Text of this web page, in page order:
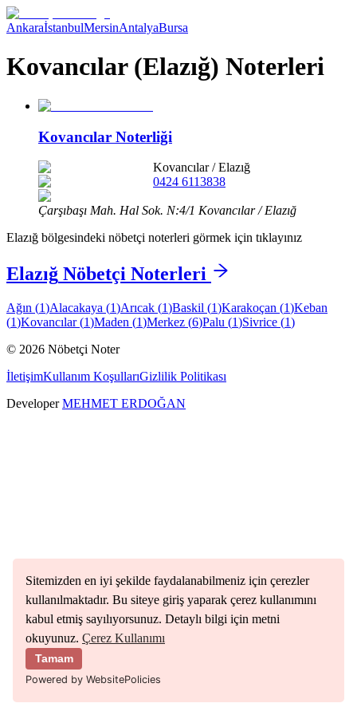
Sitemizden en iyi şekilde faydalanabilmeniz için çerezler
kullanılmaktadır. Bu siteye giriş yaparak çerez kullanımını
kabul etmiş sayılıyorsunuz. Detaylı bilgi için metni
okuyunuz. Çerez Kullanımı
Tamam
Powered by WebsitePolicies
AnkaraİstanbulMersinAntalyaBursa
Kovancılar (Elazığ) Noterleri
Kovancılar Noterliği
Kovancılar/Elazığ
0424 6113838
Çarşıbaşı Mah. Hal Sok. N:4/1 Kovancılar / Elazığ
Elazığ bölgesindeki nöbetçi noterleri görmek için tıklayınız
Elazığ Nöbetçi Noterleri
Ağın (1)Alacakaya (1)Arıcak (1)Baskil (1)Karakoçan (1)Keban
(1)Kovancılar(1)Maden (1)Merkez (6)Palu (1)Sivrice (1)
© 2026 Nöbetçi Noter
İletişimKullanım KoşullarıGizlilik Politikası
DeveloperMEHMET ERDOĞAN